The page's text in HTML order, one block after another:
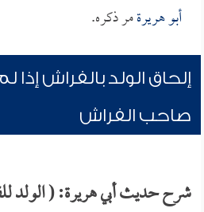
أبو هريرةمر ذكره.
إلحاق الولد بالفراش إذا
صاحب الفراش
شرح حديث أبي هريرة: ( الولد